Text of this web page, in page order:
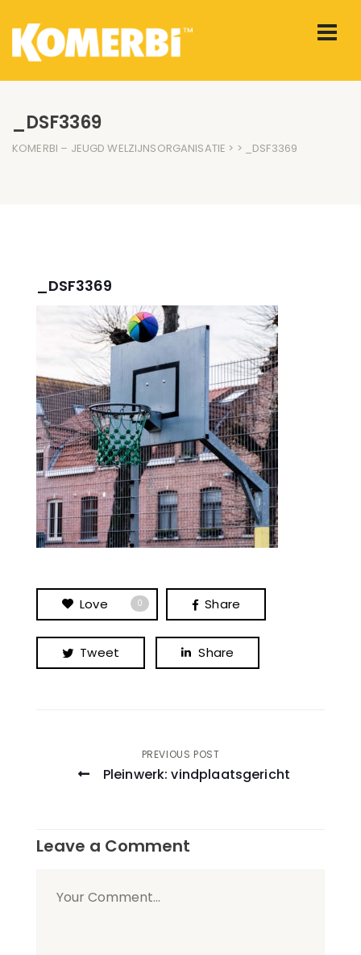
_DSF3369
KOMERBI – JEUGD WELZIJNSORGANISATIE > > _DSF3369
_DSF3369
Love 0 Share
Tweet Share
Post
PREVIOUS POST
Pleinwerk: vindplaatsgericht
Leave a Comment